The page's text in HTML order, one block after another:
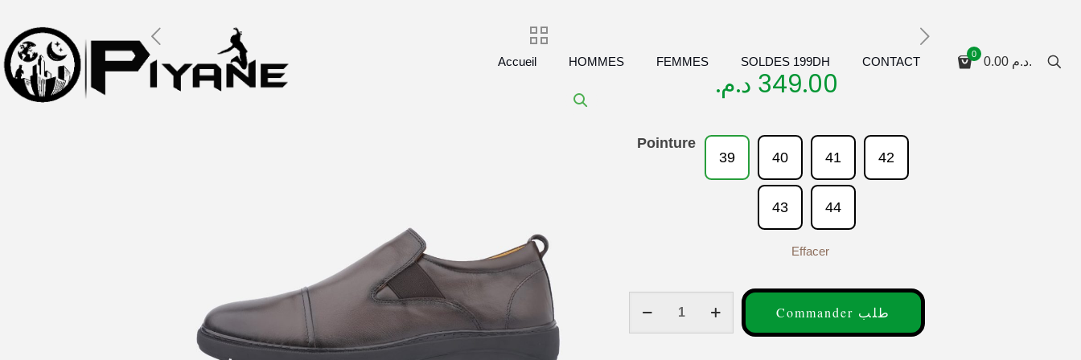
Accueil HOMMES FEMMES SOLDES 199DH CONTACT
0
0.00 د.م.
349.00 د.م.
Pointure
39
40 41 42
43 44
Effacer
Commander طلب